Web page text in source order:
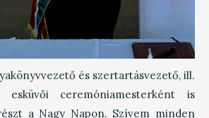
és szertartásvezető, ill.
esküvői ceremóniamesterként is
a Nagy Napon. Szívem minden